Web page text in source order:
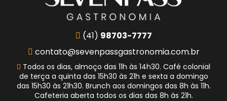
(41) 98703-7777
contato@sevenpassgastronomia.com.br
Todos os dias, almoço das 11h às 14h30. Café colonial
de terça a quinta das 15h30 às 21h e sexta a domingo
das 15h30 às 21h30. Brunch aos domingos das 8h às 11h.
Cafeteria aberta todos os dias das 8h às 21h.